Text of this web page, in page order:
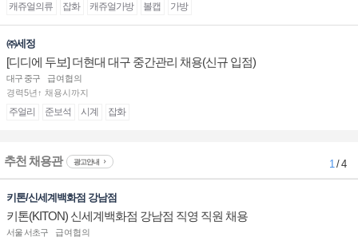
캐쥬얼의류 잡화 캐쥬얼가방 볼캡 가방
㈜세정
[디디에 두보] 더현대 대구 중간관리 채용(신규 입점)
대구 중구
급여협의
경력5년↑ 채용시까지
주얼리 준보석 시계 잡화
추천 채용관 광고안내 1/ 4
키톤/신세계백화점 강남점
키톤(KITON) 신세계백화점 강남점 직영 직원 채용
서울 서초구
급여협의